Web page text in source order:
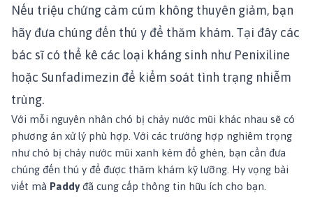
Nếu triệu chứng cảm cúm không thuyên giảm, bạn
hãy đưa chúng đến thú y để thăm khám. Tại đây các
bác sĩ có thể kê các loại kháng sinh như Penixiline
hoặc Sunfadimezin để kiểm soát tình trạng nhiễm
trùng.
Với mỗi nguyên nhân chó bị chảy nước mũi khác nhau sẽ có
phương án xử lý phù hợp. Với các trường hợp nghiêm trọng
như chó bị chảy nước mũi xanh kèm đổ ghèn, bạn cần đưa
chúng đến thú y để được thăm khám kỹ lưỡng. Hy vọng bài
viết mà Paddy đã cung cấp thông tin hữu ích cho bạn.